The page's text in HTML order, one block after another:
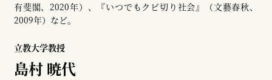
有斐閣、2020年）、『いつでもクビ切り社会』（文藝春秋、
2009年）など。
立教大学教授
島村 暁代